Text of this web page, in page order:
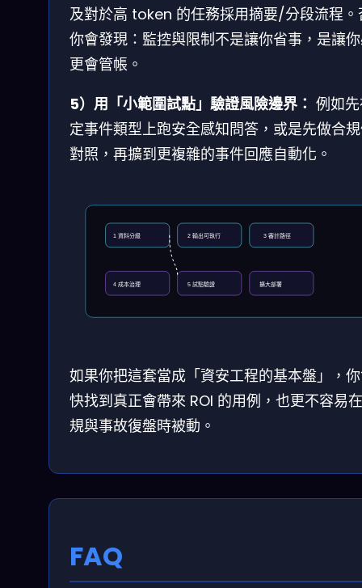
及對於高 token 的任務採用摘要/分段流程。
你會發現：監控與限制不是讓你省事，是讓
更會管帳。
5）用「小範圍試點」驗證風險邊界： 例如
定事件類型上跑安全感知問答，或是先做合
對照，再擴到更複雜的事件回應自動化。
1 資料分級 2 輸出可執行 3 審計路徑
4 成本治理 5 試點驗證 擴大部署
如果你把這套當成「資安工程的基本盤」，
快找到真正會帶來 ROI 的用例，也更不容易
規與事故復盤時被動。
FAQ